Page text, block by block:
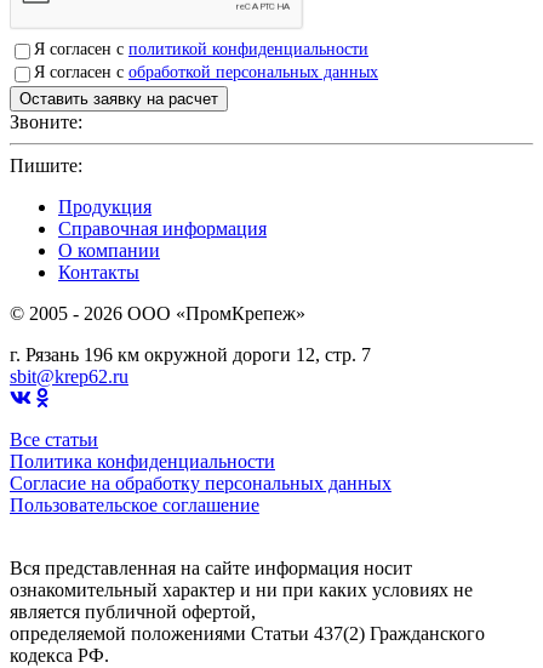
Я согласен с политикой конфиденциальности
Я согласен с обработкой персональных данных
Звоните:
Пишите:
Продукция
Справочная информация
О компании
Контакты
© 2005 - 2026 OOO «ПромКрепеж»
г. Рязань 196 км окружной дороги 12, стр. 7
sbit@krep62.ru
Все статьи
Политика конфиденциальности
Согласие на обработку персональных данных
Пользовательское соглашение
Вся представленная на сайте информация носит
ознакомительный характер и ни при каких условиях не
является публичной офертой,
определяемой положениями Статьи 437(2) Гражданского
кодекса РФ.